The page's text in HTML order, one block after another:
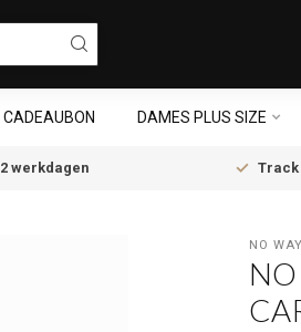
CADEAUBON DAMES PLUS SIZE
2 werkdagen Track
NO